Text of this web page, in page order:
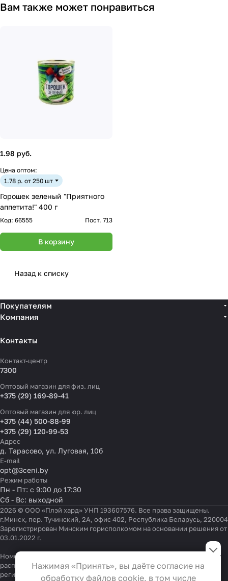
Вам также может понравиться
1.98 руб.
Цена оптом:
1.78 р. от 250 шт
Горошек зеленый "Приятного
аппетита!" 400 г
Код: 66555 Пост. 713
В корзину
Назад к списку
Покупателям
Компания
Контакты
Контакт-центр
7300
Оптовый магазин для физ. лиц
+375 (29) 169-89-41
Оптовый магазин для юр. лиц
+375 (44) 500-88-99
+375 (29) 120-99-53
Адрес
д. Тарасово, ул. Луговая, 10б
E-mail
opt@3ceni.by
Режим работы
Пн - Пт: с 9:00 до 17:30
Сб - Вс: выходной
2026 © ООО «Плэй хард» УНП 193607576. Все права защищены.
г.Минск, пер. Тучинский, 2А, офис 402, Республика Беларусь, 220004
Зарегистрирован Минским горисполкомом на основании решения от
03.01.2022 г.
Номер телефона работников местных исполнительных и
распорядительных органов по месту государственной
регистрации ООО «Плэй хард», уполномоченных рассматривать
Настройки файлов cookie
Функциональные
Эти файлы необходимы для
Нажимая «Принять», вы даёте согласие на
обработку файлов cookie, в том числе